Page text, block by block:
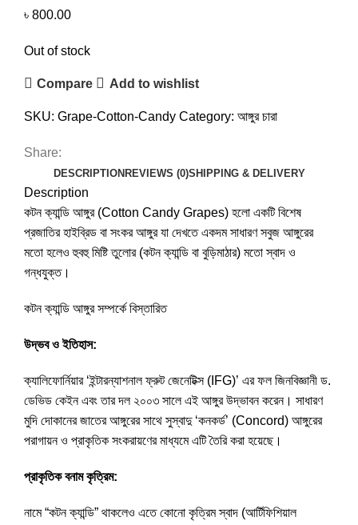
৳ 800.00
Out of stock
Compare Add to wishlist
SKU: Grape-Cotton-Candy Category: আঙ্গুর চারা
Share:
DESCRIPTION REVIEWS (0)SHIPPING & DELIVERY
Description
কটন ক্যান্ডি আঙ্গুর (Cotton Candy Grapes) হলো একটি বিশেষ
প্রজাতির হাইব্রিড বা সংকর আঙ্গুর যা দেখতে একদম সাধারণ সবুজ আঙ্গুরের
মতো হলেও হুবহু মিষ্টি তুলোর (কটন ক্যান্ডি বা বুড়িমাঠার) মতো স্বাদ ও
গন্ধযুক্ত।
কটন ক্যান্ডি আঙ্গুর সম্পর্কে বিস্তারিত
উদ্ভব ও ইতিহাস:
ক্যালিফোর্নিয়ার ‘ইন্টারন্যাশনাল ফ্রুট জেনেটিক্স (IFG)’ এর ফল জিনবিজ্ঞানী ড.
ডেভিড কেইন এবং তার দল ২০০৩ সালে এই আঙ্গুর উদ্ভাবন করেন। সাধারণ
মুদি দোকানের জাতের আঙ্গুরের সাথে সুস্বাদু ‘কনকর্ড’ (Concord) আঙ্গুরের
পরাগায়ন ও প্রাকৃতিক সংকরায়ণের মাধ্যমে এটি তৈরি করা হয়েছে।
প্রাকৃতিক বনাম কৃত্রিম:
নামে “কটন ক্যান্ডি” থাকলেও এতে কোনো কৃত্রিম স্বাদ (আর্টিফিশিয়াল